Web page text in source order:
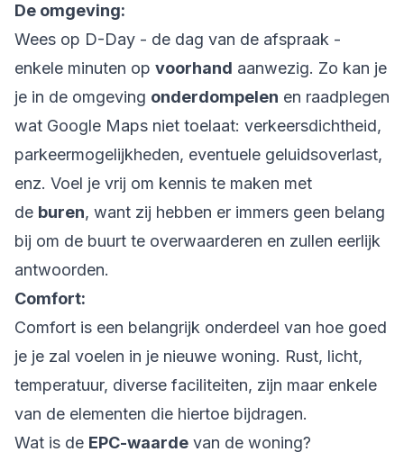
De omgeving:
Wees op D-Day - de dag van de afspraak -
enkele minuten op voorhand aanwezig. Zo kan je
je in de omgeving onderdompelen en raadplegen
wat Google Maps niet toelaat: verkeersdichtheid,
parkeermogelijkheden, eventuele geluidsoverlast,
enz. Voel je vrij om kennis te maken met
de buren, want zij hebben er immers geen belang
bij om de buurt te overwaarderen en zullen eerlijk
antwoorden.
Comfort:
Comfort is een belangrijk onderdeel van hoe goed
je je zal voelen in je nieuwe woning. Rust, licht,
temperatuur, diverse faciliteiten, zijn maar enkele
van de elementen die hiertoe bijdragen.
Wat is de EPC-waarde van de woning?